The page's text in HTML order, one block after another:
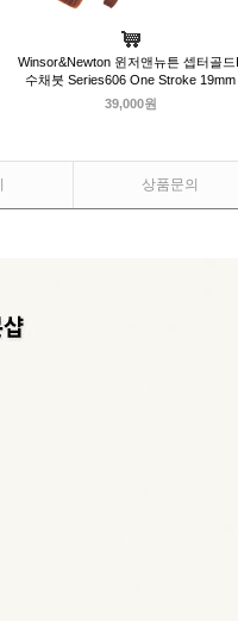
Winsor&Newton 윈저앤뉴튼 셉터골드II
수채붓 Series606 One Stroke 19mm
39,000원
상품문의